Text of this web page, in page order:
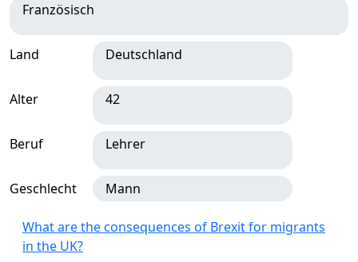
Französisch
Land Deutschland
Alter 42
Beruf Lehrer
Geschlecht Mann
What are the consequences of Brexit for migrants
in the UK?